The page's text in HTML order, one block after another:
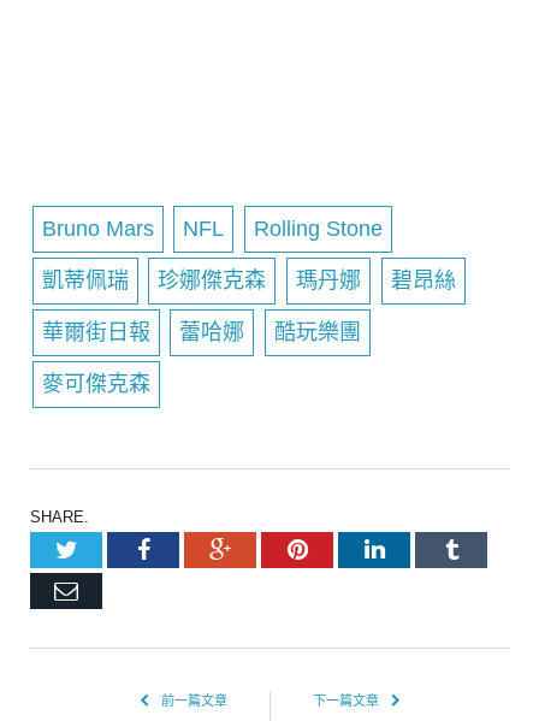
Bruno Mars NFL Rolling Stone
凱蒂佩瑞 珍娜傑克森 瑪丹娜 碧昂絲
華爾街日報 蕾哈娜 酷玩樂團
麥可傑克森
SHARE.
TwitterFacebookGoogle+PinterestLinkedInTumblr
Email
前一篇文章 下一篇文章